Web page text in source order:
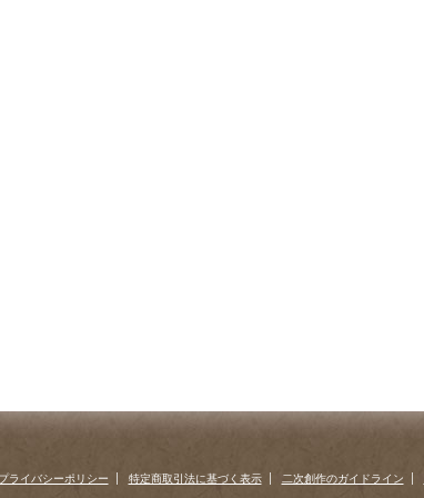
ライバシーポリシー 特定商取引法に基づく表示 二次創作のガイドライン